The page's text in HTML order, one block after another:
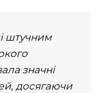
штучним
значні
досягаючи